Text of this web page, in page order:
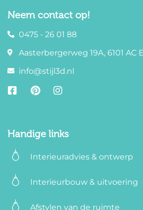
Neem contact op!
0475 - 26 01 88
Aasterbergerweg 19A, 6101
info@stijl3d.nl
Handige links
Interieuradvies & ontwerp
Interieurbouw & uitvoering
Afstylen van de ruimte